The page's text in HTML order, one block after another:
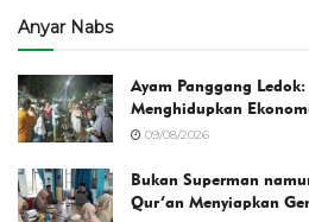
Anyar Nabs
Ayam Panggang
Menghidupkan
09/08/2026
Bukan Superman
Qur’an Menyiapkan